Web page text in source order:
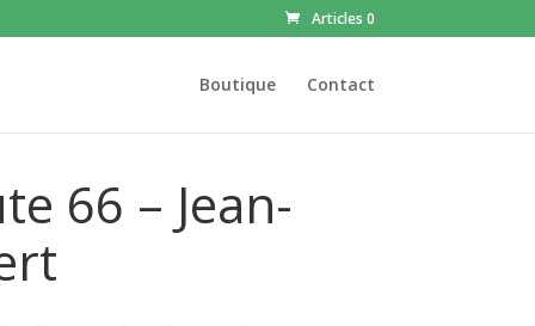
Articles 0
Boutique Contact
66 – Jean-